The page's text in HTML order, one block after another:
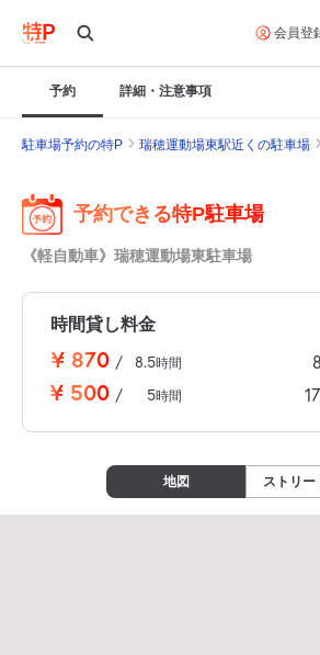
会員登
予約 詳細・注意事項
駐車場予約の特P 瑞穂運動場東駅近くの駐車場
予約できる特P駐車場
《軽自動車》瑞穂運動場東駐車場
時間貸し料金
¥ 870 / 8.5時間
¥ 500 / 5時間
地図 ストリー